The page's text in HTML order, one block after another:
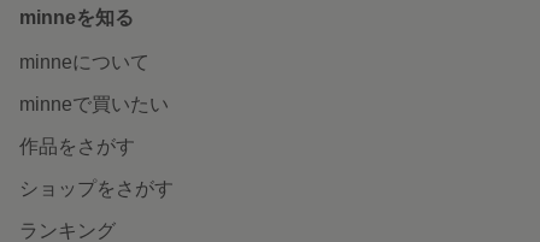
minneを知る
minneについて
minneで買いたい
作品をさがす
ショップをさがす
ランキング